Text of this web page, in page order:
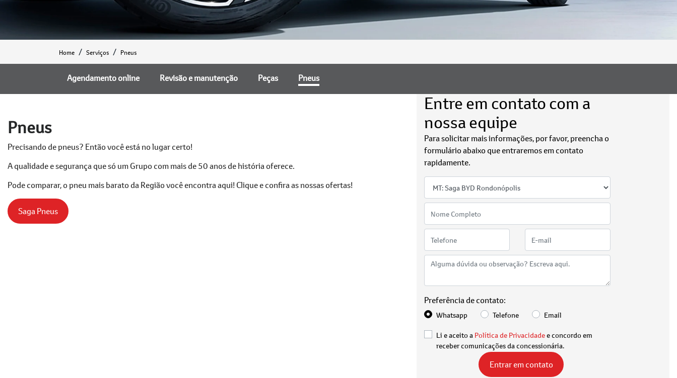
Home Serviços Pneus
Agendamento online Revisão e manutenção Peças Pneus
Pneus
Precisando de pneus? Então você está no lugar certo!
A qualidade e segurança que só um Grupo com mais de 50 anos de história oferece.
Pode comparar, o pneu mais barato da Região você encontra aqui! Clique e confira as nossas ofertas!
Saga Pneus
Entre em contato com a
nossa equipe
Para solicitar mais informações, por favor, preencha o
formulário abaixo que entraremos em contato
rapidamente.
Preferência de contato:
Whatsapp Telefone Email
Li e aceito a Política de Privacidadee concordo em
receber comunicações da concessionária.
Entrar em contato